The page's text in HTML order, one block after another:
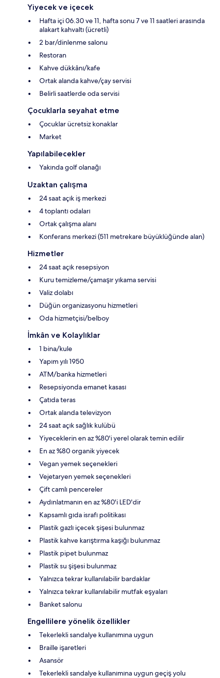
Yiyecek ve içecek
Hafta içi 06.30 ve 11, hafta sonu 7 ve 11 saatleri arasında
alakart kahvaltı (ücretli)
2 bar/dinlenme salonu
Restoran
Kahve dükkânı/kafe
Ortak alanda kahve/çay servisi
Belirli saatlerde oda servisi
Çocuklarla seyahat etme
Çocuklar ücretsiz konaklar
Market
Yapılabilecekler
Yakında golf olanağı
Uzaktan çalışma
24 saat açık iş merkezi
4 toplantı odaları
Ortak çalışma alanı
Konferans merkezi (511 metrekare büyüklüğünde alan)
Hizmetler
24 saat açık resepsiyon
Kuru temizleme/çamaşır yıkama servisi
Valiz dolabı
Düğün organizasyonu hizmetleri
Oda hizmetçisi/belboy
İmkân ve Kolaylıklar
1 bina/kule
Yapım yılı 1950
ATM/banka hizmetleri
Resepsiyonda emanet kasası
Çatıda teras
Ortak alanda televizyon
24 saat açık sağlık kulübü
Yiyeceklerin en az %80'i yerel olarak temin edilir
En az %80 organik yiyecek
Vegan yemek seçenekleri
Vejetaryen yemek seçenekleri
Çift camlı pencereler
Aydınlatmanın en az %80'i LED'dir
Kapsamlı gıda israfı politikası
Plastik gazlı içecek şişesi bulunmaz
Plastik kahve karıştırma kaşığı bulunmaz
Plastik pipet bulunmaz
Plastik su şişesi bulunmaz
Yalnızca tekrar kullanılabilir bardaklar
Yalnızca tekrar kullanılabilir mutfak eşyaları
Banket salonu
Engellilere yönelik özellikler
Tekerlekli sandalye kullanımına uygun
Braille işaretleri
Asansör
Tekerlekli sandalye kullanımına uygun geçiş yolu